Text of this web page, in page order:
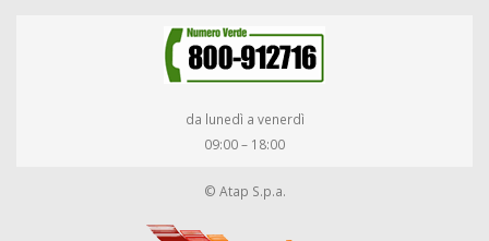
da lunedì a venerdì
09:00 – 18:00
© Atap S.p.a.